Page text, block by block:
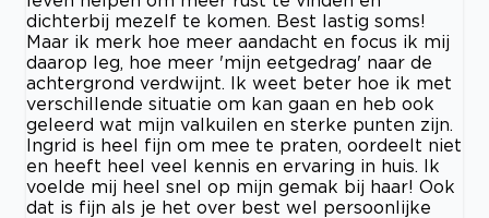
dichterbij mezelf te komen. Best lastig soms!
Maar ik merk hoe meer aandacht en focus ik mij
daarop leg, hoe meer 'mijn eetgedrag' naar de
achtergrond verdwijnt. Ik weet beter hoe ik met
verschillende situatie om kan gaan en heb ook
geleerd wat mijn valkuilen en sterke punten zijn.
Ingrid is heel fijn om mee te praten, oordeelt niet
en heeft heel veel kennis en ervaring in huis. Ik
voelde mij heel snel op mijn gemak bij haar! Ook
dat is fijn als je het over best wel persoonlijke